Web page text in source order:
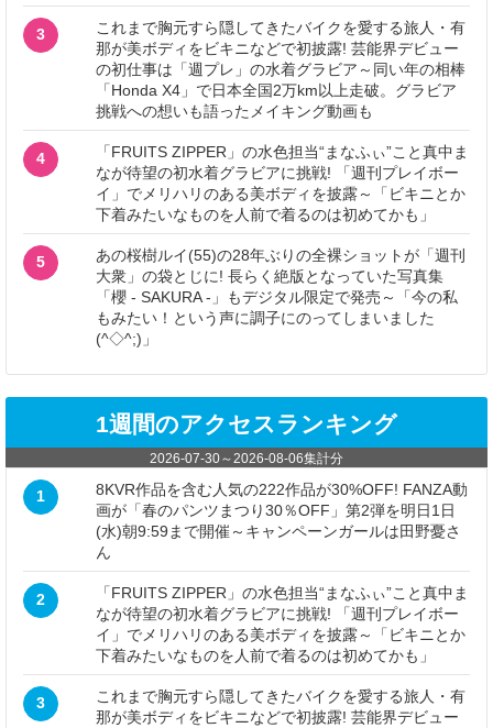
3
これまで胸元すら隠してきたバイクを愛する旅人・有
那が美ボディをビキニなどで初披露! 芸能界デビュー
の初仕事は「週プレ」の水着グラビア～同い年の相棒
「Honda X4」で日本全国2万km以上走破。グラビア
挑戦への想いも語ったメイキング動画も
4
「FRUITS ZIPPER」の水色担当“まなふぃ”こと真中ま
なが待望の初水着グラビアに挑戦! 「週刊プレイボー
イ」でメリハリのある美ボディを披露～「ビキニとか
下着みたいなものを人前で着るのは初めてかも」
5
あの桜樹ルイ(55)の28年ぶりの全裸ショットが「週刊
大衆」の袋とじに! 長らく絶版となっていた写真集
「櫻 - SAKURA -」もデジタル限定で発売～「今の私
もみたい！という声に調子にのってしまいました
(^◇^;)」
1週間のアクセスランキング
2026-07-30～2026-08-06集計分
1
8KVR作品を含む人気の222作品が30%OFF! FANZA動
画が「春のパンツまつり30％OFF」第2弾を明日1日
(水)朝9:59まで開催～キャンペーンガールは田野憂さ
ん
2
「FRUITS ZIPPER」の水色担当“まなふぃ”こと真中ま
なが待望の初水着グラビアに挑戦! 「週刊プレイボー
イ」でメリハリのある美ボディを披露～「ビキニとか
下着みたいなものを人前で着るのは初めてかも」
3
これまで胸元すら隠してきたバイクを愛する旅人・有
那が美ボディをビキニなどで初披露! 芸能界デビュー